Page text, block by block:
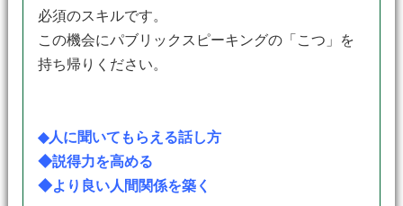
必須のスキルです。
この機会にパブリックスピーキングの「こつ」を
持ち帰りください。
◆人に聞いてもらえる話し方
◆説得力を高める
◆より良い人間関係を築く